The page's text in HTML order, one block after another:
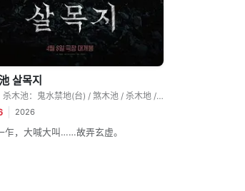
살목지
又名：杀木池：鬼水禁地(台) / 煞木池 / 杀木地 / Salmokji: Whispering Water
2026
乍，大喊大叫……故弄玄虚。